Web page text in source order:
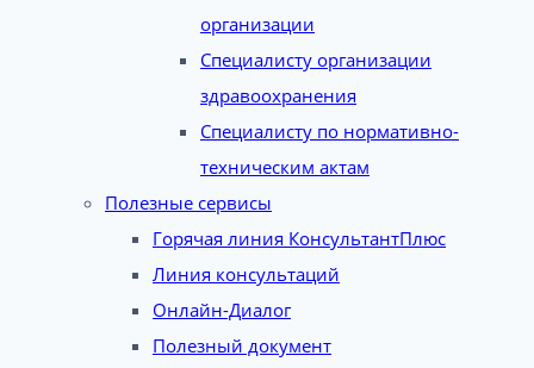
организации
Специалисту организации
здравоохранения
Специалисту по нормативно-
техническим актам
Полезные сервисы
Горячая линия КонсультантПлюс
Линия консультаций
Онлайн-Диалог
Полезный документ